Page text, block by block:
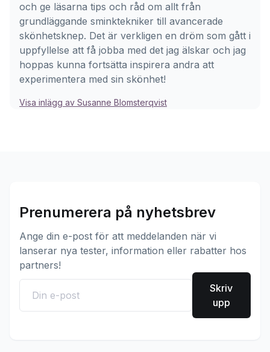
och ge läsarna tips och råd om allt från
grundläggande sminktekniker till avancerade
skönhetsknep. Det är verkligen en dröm som gått i
uppfyllelse att få jobba med det jag älskar och jag
hoppas kunna fortsätta inspirera andra att
experimentera med sin skönhet!
Visa inlägg av Susanne Blomsterqvist
Prenumerera på nyhetsbrev
Ange din e-post för att meddelanden när vi
lanserar nya tester, information eller rabatter hos
partners!
Skriv
upp